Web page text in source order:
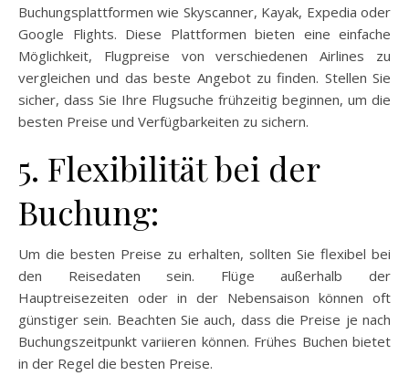
Buchungsplattformen wie Skyscanner, Kayak, Expedia oder
Google Flights. Diese Plattformen bieten eine einfache
Möglichkeit, Flugpreise von verschiedenen Airlines zu
vergleichen und das beste Angebot zu finden. Stellen Sie
sicher, dass Sie Ihre Flugsuche frühzeitig beginnen, um die
besten Preise und Verfügbarkeiten zu sichern.
5. Flexibilität bei der
Buchung:
Um die besten Preise zu erhalten, sollten Sie flexibel bei
den Reisedaten sein. Flüge außerhalb der
Hauptreisezeiten oder in der Nebensaison können oft
günstiger sein. Beachten Sie auch, dass die Preise je nach
Buchungszeitpunkt variieren können. Frühes Buchen bietet
in der Regel die besten Preise.